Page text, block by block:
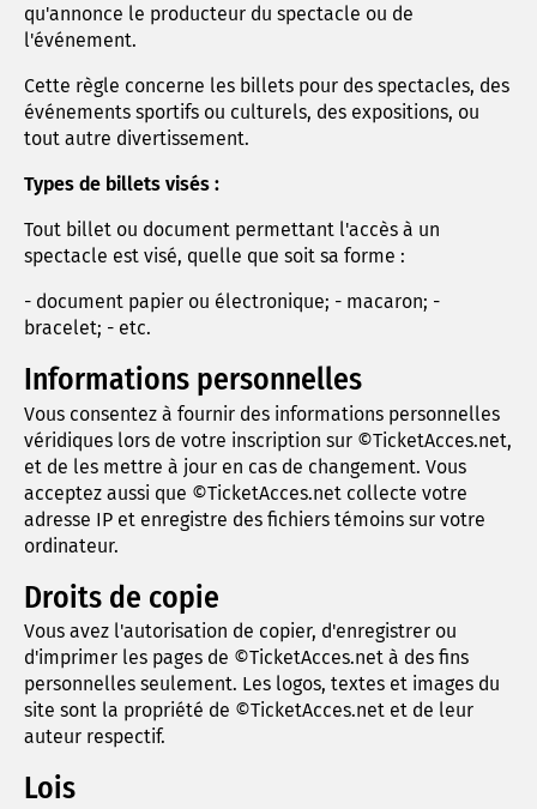
qu'annonce le producteur du spectacle ou de
l'événement.
Cette règle concerne les billets pour des spectacles, des
événements sportifs ou culturels, des expositions, ou
tout autre divertissement.
Types de billets visés :
Tout billet ou document permettant l'accès à un
spectacle est visé, quelle que soit sa forme :
- document papier ou électronique; - macaron; -
bracelet; - etc.
Informations personnelles
Vous consentez à fournir des informations personnelles
véridiques lors de votre inscription sur ©TicketAcces.net,
et de les mettre à jour en cas de changement. Vous
acceptez aussi que ©TicketAcces.net collecte votre
adresse IP et enregistre des fichiers témoins sur votre
ordinateur.
Droits de copie
Vous avez l'autorisation de copier, d'enregistrer ou
d'imprimer les pages de ©TicketAcces.net à des fins
personnelles seulement. Les logos, textes et images du
site sont la propriété de ©TicketAcces.net et de leur
auteur respectif.
Lois